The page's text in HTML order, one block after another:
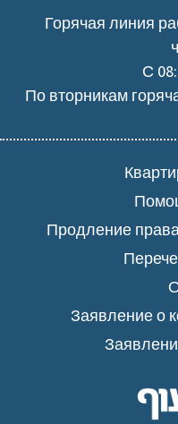
Горячая линия
С
По вторникам
Продление
Заявление о